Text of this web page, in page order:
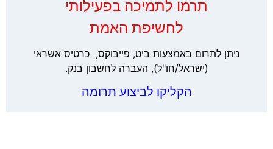
‏תרמו לתמיכה בפעילותי
לחשיפת האמת
ניתן לתרום באמצעות ביט, פייבוקס, כרטיס אשראי
(ישראל/חו"ל), העברה לחשבון בנק.
הקליקו לביצוע תרומה